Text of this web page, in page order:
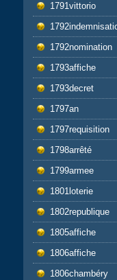
1791vittorio
1792nomination
1793affiche
1793decret
1797an
1797requisition
1798arrêté
1799armee
1801loterie
1802republique
1805affiche
1806affiche
1806chambéry